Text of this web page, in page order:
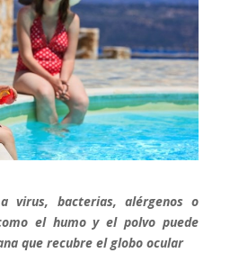
virus, bacterias, alérgenos o
el humo y el polvo puede
que recubre el globo ocular